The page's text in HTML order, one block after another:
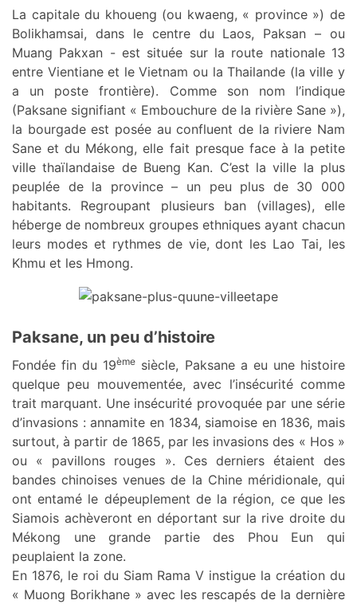
La capitale du khoueng (ou kwaeng, « province ») de
Bolikhamsai, dans le centre du Laos, Paksan – ou
Muang Pakxan - est située sur la route nationale 13
entre Vientiane et le Vietnam ou la Thailande (la ville y
a un poste frontière). Comme son nom l’indique
(Paksane signifiant « Embouchure de la rivière Sane »),
la bourgade est posée au confluent de la riviere Nam
Sane et du Mékong, elle fait presque face à la petite
ville thaïlandaise de Bueng Kan. C’est la ville la plus
peuplée de la province – un peu plus de 30 000
habitants. Regroupant plusieurs ban (villages), elle
héberge de nombreux groupes ethniques ayant chacun
leurs modes et rythmes de vie, dont les Lao Tai, les
Khmu et les Hmong.
Paksane, un peu d’histoire
Fondée fin du 19ème siècle, Paksane a eu une histoire
quelque peu mouvementée, avec l’insécurité comme
trait marquant. Une insécurité provoquée par une série
d’invasions : annamite en 1834, siamoise en 1836, mais
surtout, à partir de 1865, par les invasions des « Hos »
ou « pavillons rouges ». Ces derniers étaient des
bandes chinoises venues de la Chine méridionale, qui
ont entamé le dépeuplement de la région, ce que les
Siamois achèveront en déportant sur la rive droite du
Mékong une grande partie des Phou Eun qui
peuplaient la zone.
En 1876, le roi du Siam Rama V instigue la création du
« Muong Borikhane » avec les rescapés de la dernière